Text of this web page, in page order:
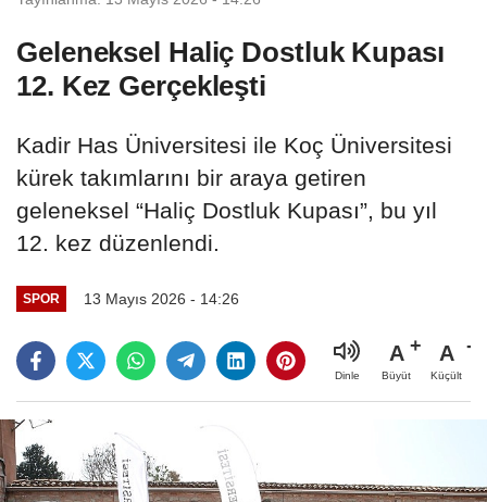
Geleneksel Haliç Dostluk Kupası
12. Kez Gerçekleşti
Kadir Has Üniversitesi ile Koç Üniversitesi
kürek takımlarını bir araya getiren
geleneksel “Haliç Dostluk Kupası”, bu yıl
12. kez düzenlendi.
SPOR 13 Mayıs 2026 - 14:26
Dinle
A
Büyüt
A
Küçült